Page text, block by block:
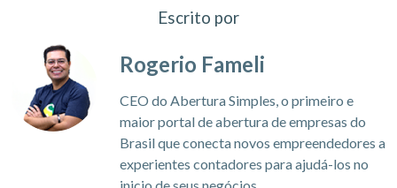
Escrito por
Rogerio Fameli
CEO do Abertura Simples, o primeiro e
maior portal de abertura de empresas do
Brasil que conecta novos empreendedores a
experientes contadores para ajudá-los no